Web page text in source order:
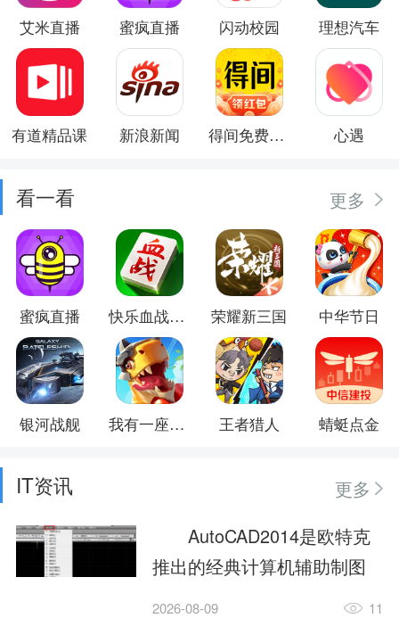
艾米直播 蜜疯直播 闪动校园 理想汽车
有道精品课 新浪新闻 得间免费小说 心遇
看一看 更多
蜜疯直播 快乐血战到底 荣耀新三国 中华节日
银河战舰 我有一座育龙岛 王者猎人 蜻蜓点金
IT资讯
更多
AutoCAD2014是欧特克
推出的经典计算机辅助制图
工具，主打稳定2D施工图绘
2026-08-09 11